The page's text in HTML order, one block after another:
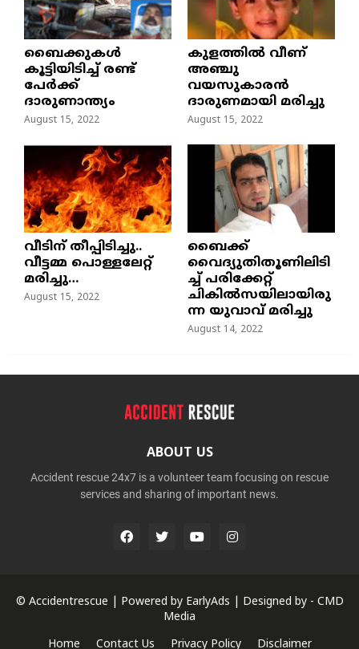
ബൈക്കുകൾ
കൂട്ടിയിടിച്ച് രണ്ട്
പേർക്ക്
ദാരുണാന്ത്യം
August 15, 2022
കുളത്തില്‍ വീണ്
അഞ്ചു
വയസുകാരന്‍
ദാരുണമായി മരിച്ചു
August 15, 2022
വീടിന് തീപ്പിടിച്ചു..
വീട്ടമ്മ പൊള്ളലേറ്റ്
മരിച്ചു…
August 15, 2022
ബൈക്ക്
വൈദ്യുതിതൂണിലിടി
ച്ച്‌ പരിക്കേറ്റ്
ചികില്‍സയിലായിരു
ന്ന യുവാവ് മരിച്ചു
August 14, 2022
ABOUT US
Accident rescue 24x7 is a volunteer team focusing on rescue
services and sharing of important news.
© Accidentrescue | Powered by EarlyAds | Designed by - CMD
Media
Home
Contact Us Privacy Policy Disclaimer